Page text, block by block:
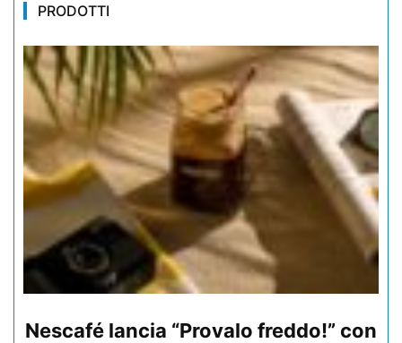
PRODOTTI
Nescafé lancia “Provalo freddo!” con